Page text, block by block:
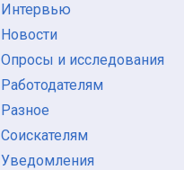
Интервью
Новости
Опросы и исследования
Работодателям
Разное
Соискателям
Уведомления